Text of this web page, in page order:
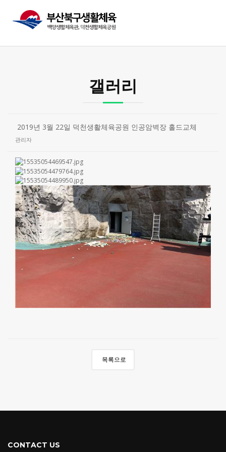
갤러리
2019년 3월 22일 덕천생활체육공원 인공암벽장 홀드교체
관리자
목록으로
CONTACT US